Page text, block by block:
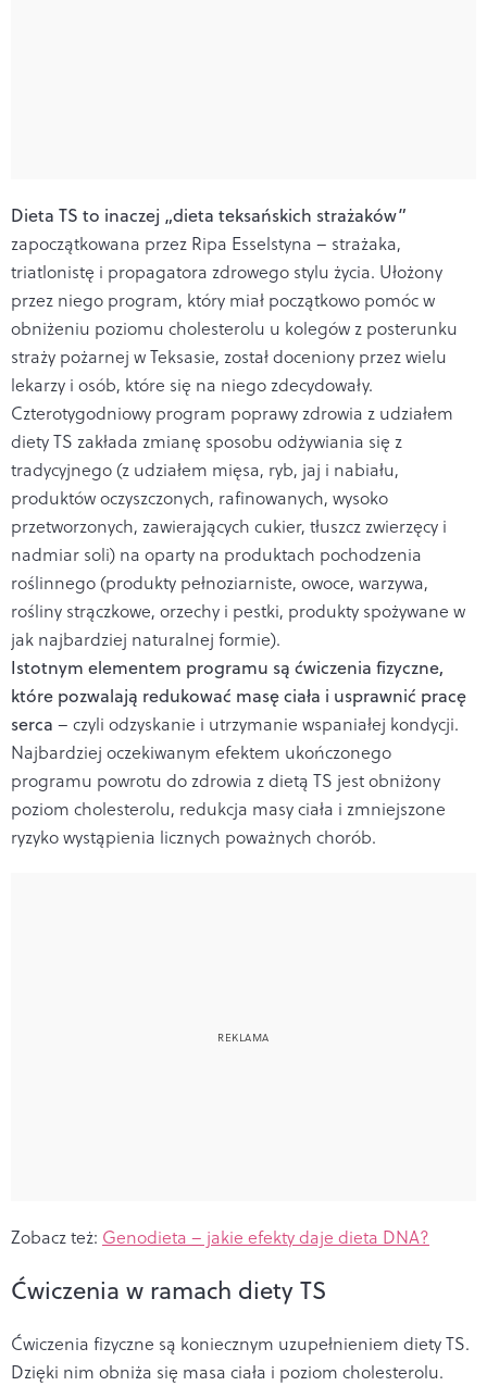
Dieta TS to inaczej „dieta teksańskich strażaków”
zapoczątkowana przez Ripa Esselstyna – strażaka,
triatlonistę i propagatora zdrowego stylu życia. Ułożony
przez niego program, który miał początkowo pomóc w
obniżeniu poziomu cholesterolu u kolegów z posterunku
straży pożarnej w Teksasie, został doceniony przez wielu
lekarzy i osób, które się na niego zdecydowały.
Czterotygodniowy program poprawy zdrowia z udziałem
diety TS zakłada zmianę sposobu odżywiania się z
tradycyjnego (z udziałem mięsa, ryb, jaj i nabiału,
produktów oczyszczonych, rafinowanych, wysoko
przetworzonych, zawierających cukier, tłuszcz zwierzęcy i
nadmiar soli) na oparty na produktach pochodzenia
roślinnego (produkty pełnoziarniste, owoce, warzywa,
rośliny strączkowe, orzechy i pestki, produkty spożywane w
jak najbardziej naturalnej formie).
Istotnym elementem programu są ćwiczenia fizyczne,
które pozwalają redukować masę ciała i usprawnić pracę
serca – czyli odzyskanie i utrzymanie wspaniałej kondycji.
Najbardziej oczekiwanym efektem ukończonego
programu powrotu do zdrowia z dietą TS jest obniżony
poziom cholesterolu, redukcja masy ciała i zmniejszone
ryzyko wystąpienia licznych poważnych chorób.
Zobacz też: Genodieta – jakie efekty daje dieta DNA?
Ćwiczenia w ramach diety TS
Ćwiczenia fizyczne są koniecznym uzupełnieniem diety TS.
Dzięki nim obniża się masa ciała i poziom cholesterolu.